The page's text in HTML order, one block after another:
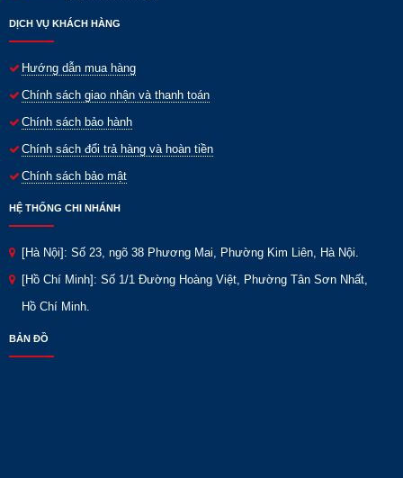
DỊCH VỤ KHÁCH HÀNG
Hướng dẫn mua hàng
Chính sách giao nhận và thanh toán
Chính sách bảo hành
Chính sách đổi trả hàng và hoàn tiền
Chính sách bảo mật
HỆ THỐNG CHI NHÁNH
[Hà Nội]: Số 23, ngõ 38 Phương Mai, Phường Kim Liên, Hà Nội.
[Hồ Chí Minh]: Số 1/1 Đường Hoàng Việt, Phường Tân Sơn Nhất,
Hồ Chí Minh.
BẢN ĐỒ